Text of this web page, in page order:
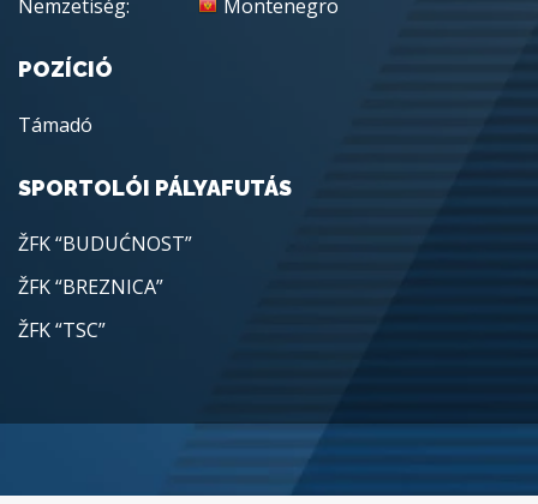
Nemzetiség:
Montenegro
POZÍCIÓ
Támadó
SPORTOLÓI PÁLYAFUTÁS
ŽFK “BUDUĆNOST”
ŽFK “BREZNICA”
ŽFK “TSC”